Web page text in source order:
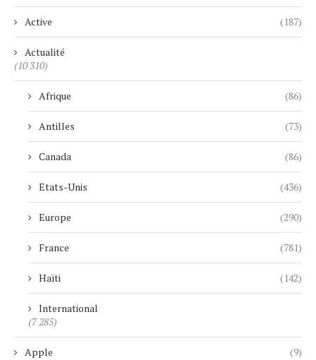
Active (187)
Actualité
(10 310)
Afrique (86)
Antilles (73)
Canada (86)
Etats-Unis (436)
Europe (290)
France (781)
Haïti (142)
International
(7 285)
Apple (9)